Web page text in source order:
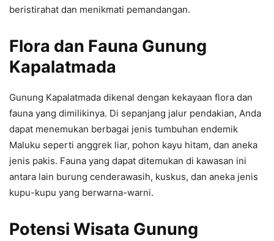
beristirahat dan menikmati pemandangan.
Flora dan Fauna Gunung
Kapalatmada
Gunung Kapalatmada dikenal dengan kekayaan flora dan
fauna yang dimilikinya. Di sepanjang jalur pendakian, Anda
dapat menemukan berbagai jenis tumbuhan endemik
Maluku seperti anggrek liar, pohon kayu hitam, dan aneka
jenis pakis. Fauna yang dapat ditemukan di kawasan ini
antara lain burung cenderawasih, kuskus, dan aneka jenis
kupu-kupu yang berwarna-warni.
Potensi Wisata Gunung